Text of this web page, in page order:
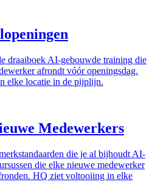
draaiboek AI-gebouwde training die
afrondt vóór openingsdag.
elke locatie in de pijplijn.
Medewerkers
die je al bijhoudt AI-
die elke nieuwe medewerker
HQ ziet voltooiing in elke